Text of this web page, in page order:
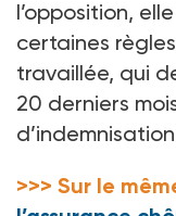
l’opposition,
certaines
travaillée, qui
20 derniers
>>> Sur le